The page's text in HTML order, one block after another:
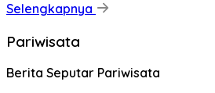
Selengkapnya
Pariwisata
Berita Seputar Pariwisata